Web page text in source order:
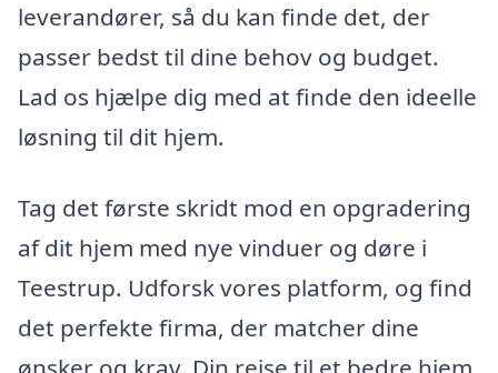
leverandører, så du kan finde det, der
passer bedst til dine behov og budget.
Lad os hjælpe dig med at finde den ideelle
løsning til dit hjem.
Tag det første skridt mod en opgradering
af dit hjem med nye vinduer og døre i
Teestrup. Udforsk vores platform, og find
det perfekte firma, der matcher dine